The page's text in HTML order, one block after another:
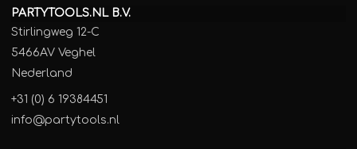
PARTYTOOLS.NL B.V.
Stirlingweg 12-C
5466AV Veghel
Nederland
+31 (0) 6 19384451
info@partytools.nl